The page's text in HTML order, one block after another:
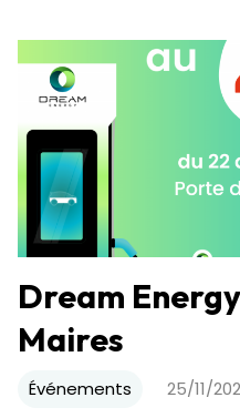
Dream
Maires
Événements 25/11/